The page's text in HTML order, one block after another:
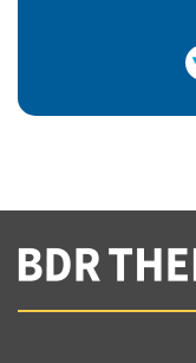
Подтвердить
Вы